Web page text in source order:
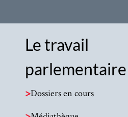
Le travail
parlementaire
>Dossiers en cours